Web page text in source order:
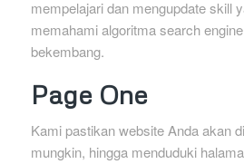
mempelajari dan mengupdate skill
memahami algoritma search
bekembang.
Page One
Kami pastikan website Anda akan
mungkin, hingga menduduki